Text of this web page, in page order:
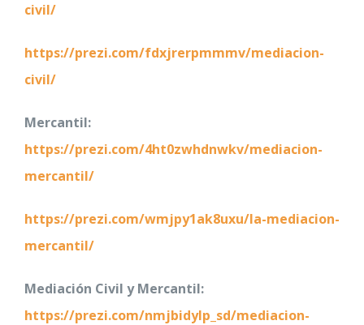
civil/
https://prezi.com/fdxjrerpmmmv/mediacion-
civil/
Mercantil:
https://prezi.com/4ht0zwhdnwkv/mediacion-
mercantil/
https://prezi.com/wmjpy1ak8uxu/la-mediacion-
mercantil/
Mediación Civil y Mercantil:
https://prezi.com/nmjbidylp_sd/mediacion-